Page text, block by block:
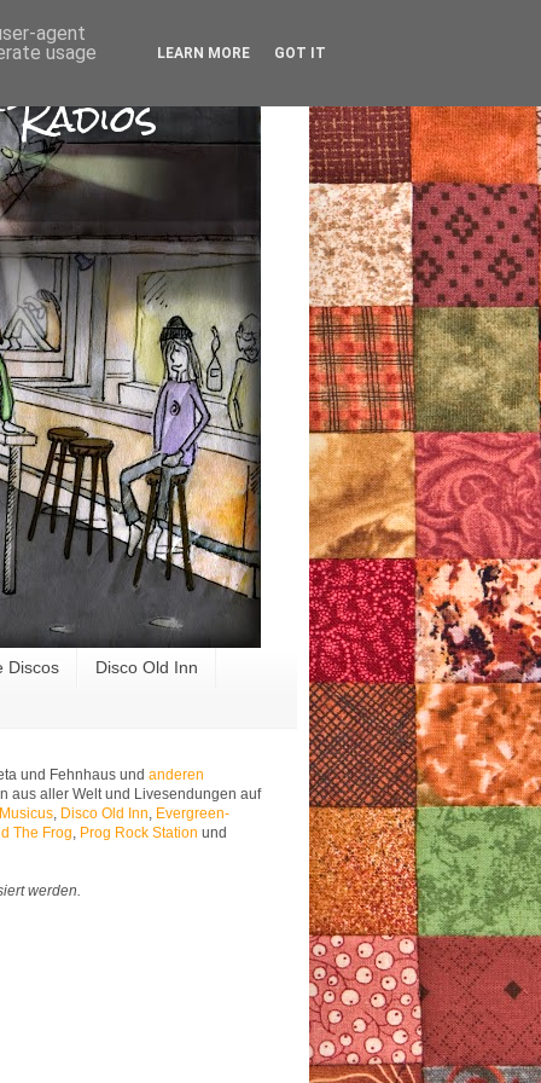
Discos Disco Old Inn
und Fehnhaus und anderen
aus aller Welt und Livesendungen auf
Disco Old Inn Evergreen-
The Frog Prog Rock Station und
werden.
agent
usage
LEARN MORE GOT IT